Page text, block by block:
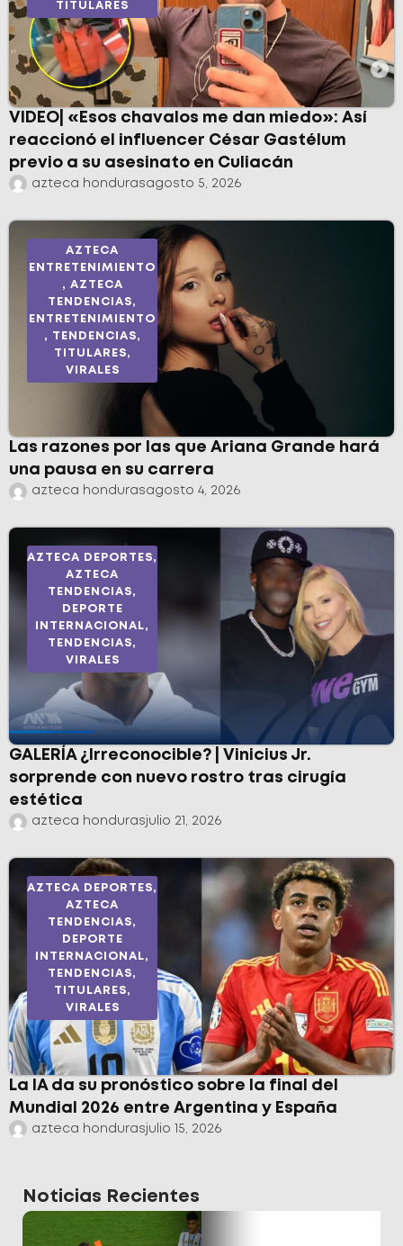
TITULARES
VIDEO| «Esos chavalos me dan miedo»: Así
reaccionó el influencer César Gastélum
previo a su asesinato en Culiacán
azteca hondurasagosto 5, 2026
AZTECA
ENTRETENIMIENTO
, AZTECA
TENDENCIAS,
ENTRETENIMIENTO
,
TENDENCIAS,
TITULARES,
VIRALES
Las razones por las que Ariana Grande hará
una pausa en su carrera
azteca hondurasagosto 4, 2026
AZTECA DEPORTES,
AZTECA
TENDENCIAS,
DEPORTE
INTERNACIONAL,
TENDENCIAS,
VIRALES
GALERÍA ¿Irreconocible? | Vinicius Jr.
sorprende con nuevo rostro tras cirugía
estética
azteca hondurasjulio 21, 2026
AZTECA DEPORTES,
AZTECA
TENDENCIAS,
DEPORTE
INTERNACIONAL,
TENDENCIAS,
TITULARES,
VIRALES
La IA da su pronóstico sobre la final del
Mundial 2026 entre Argentina y España
azteca hondurasjulio 15, 2026
Noticias Recientes